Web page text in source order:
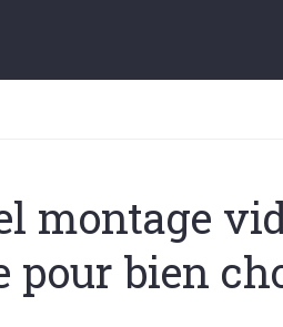
montage
pour bien